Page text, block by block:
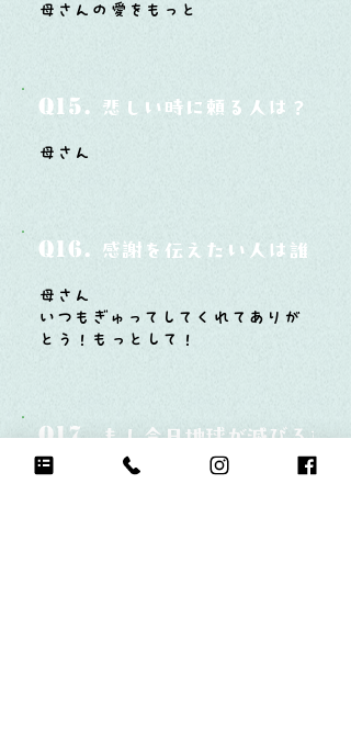
母さんの愛をもっと
Q15. 悲しい時に頼る人は？
母さん
Q16. 感謝を伝えたい人は誰？
母さん
いつもぎゅってしてくれてありが
とう！もっとして！
Q17. もし今日地球が滅びるなら
母さんとぎゅっとする！